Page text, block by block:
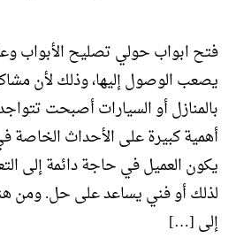
فتح ابواب حولي تصليح الأبواب
يصعب الوصول إليها، وذلك لأن
بالمنازل أو السيارات أصبحت
أهمية كبيرة على الأحداث الخاصة
يكون العميل في حاجة دائمة إلى
لذلك أو فني يساعد على حل. ومن
إلى […]